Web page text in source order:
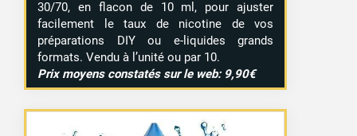
30/70, en flacon de 10 ml, pour ajuster
facilement le taux de nicotine de vos
préparations DIY ou e-liquides grands
formats. Vendu à l’unité ou par 10.
Prix moyens constatés sur le web: 9,90€